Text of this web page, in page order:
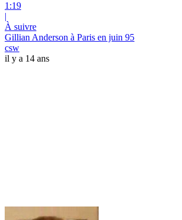
1:19
|
À suivre
Gillian Anderson à Paris en juin 95
csw
il y a 14 ans